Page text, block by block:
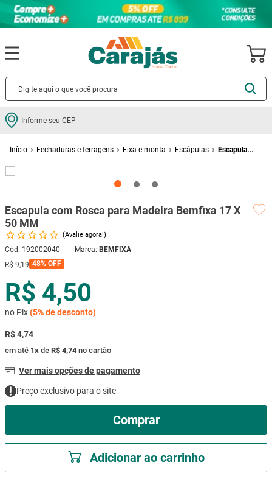
Informe seu CEP
Fechaduras e ferragens Fixa e monta Escápulas
Escapula
Escapula com Rosca para Madeira Bemfixa 17 X
50 MM
Avalie agora!
Cód: 192002040
BEMFIXA
R$ 9,19 48% OFF
R$ 4,50
no Pix(5%de desconto)
R$ 4,74
em até 1x de R$ 4,74 no cartão
Ver mais opções de pagamento
Preço exclusivo para o site
Comprar
Adicionar ao carrinho
Termos mais buscados
2º porcelanato
5º porta
6º vaso sanitário
7 º tinta
8º cadeira
9 º mesa
º ar condicionado